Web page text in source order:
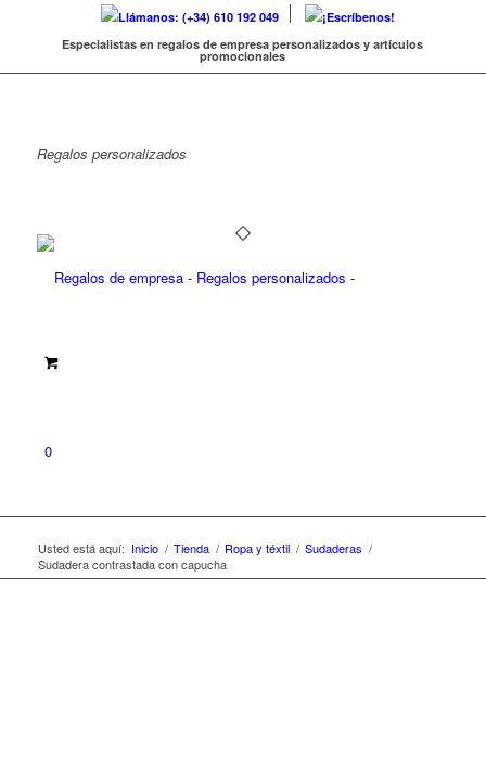
Llámanos: (+34) 610 192 049
¡Escríbenos!
Especialistas en regalos de empresa personalizados y artículos
promocionales
Regalos personalizados
0
Usted está aquí: Inicio / Tienda / Ropa y téxtil / Sudaderas /
Sudadera contrastada con capucha